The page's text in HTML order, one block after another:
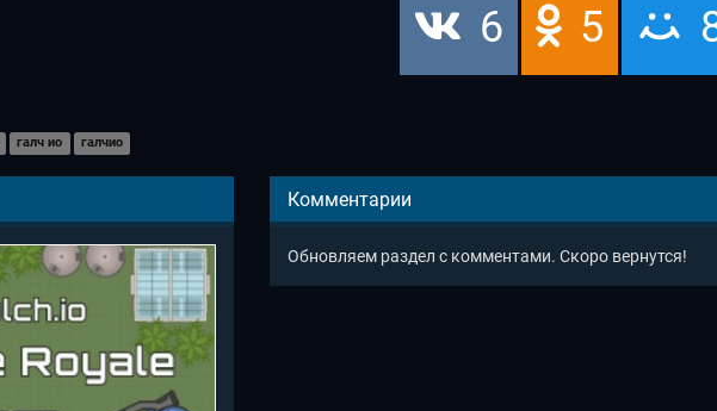
6 5
галч ио галчио
Комментарии
Обновляем раздел с комментами. Скоро вернутся!